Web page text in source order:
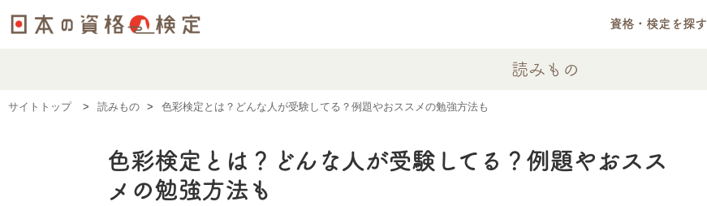
資格・検定を探す
読みもの
サイトトップ 読みもの 色彩検定とは？どんな人が受験してる？例題やおススメの勉強方法も
色彩検定とは？どんな人が受験してる？例題やおスス
メの勉強方法も